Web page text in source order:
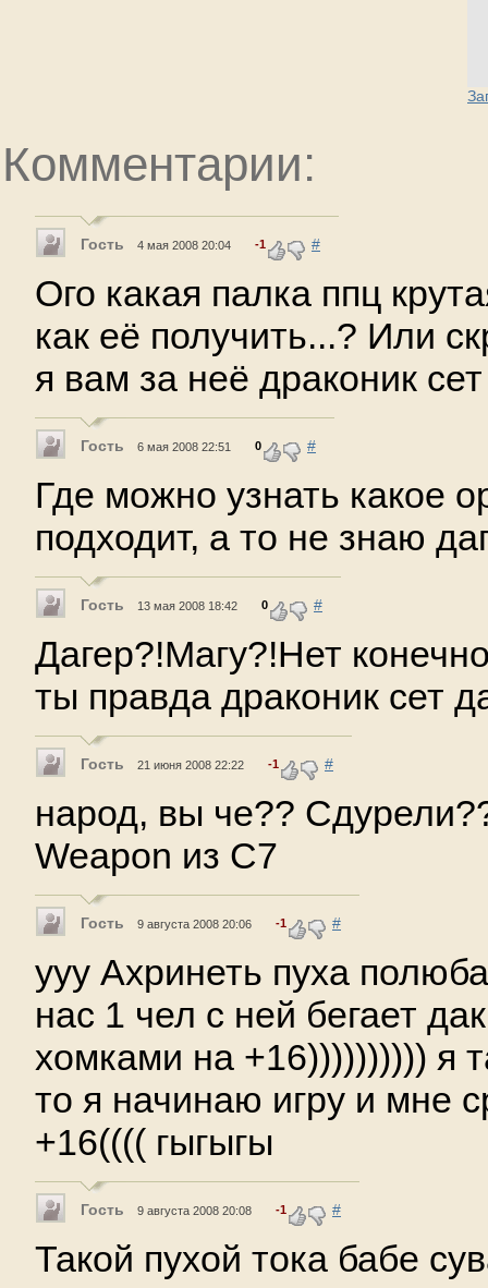
Комментарии:
Гость 4 мая 2008 20:04 -1 #
Ого какая палка ппц
как её получить...? Или
я вам за неё драконик
Гость 6 мая 2008 22:51 0 #
Где можно узнать какое
подходит, а то не знаю
Гость 13 мая 2008 18:42 0 #
Дагер?!Магу?!Нет
ты правда драконик сет
Гость 21 июня 2008 22:22 -1 #
народ, вы че??
Weapon из С7
Гость 9 августа 2008 20:06 -1 #
ууу Ахринеть пуха
нас 1 чел с ней бегает
хомками на +16)))))))))) я
то я начинаю игру и мне
+16(((( гыгыгы
Гость 9 августа 2008 20:08 -1 #
Такой пухой тока бабе